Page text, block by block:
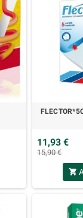
11,93 €
15,90 €
shopping_cart